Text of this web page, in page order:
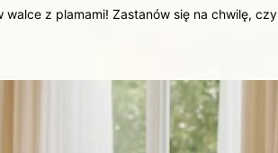
z plamami! Zastanów się na chwilę, czy